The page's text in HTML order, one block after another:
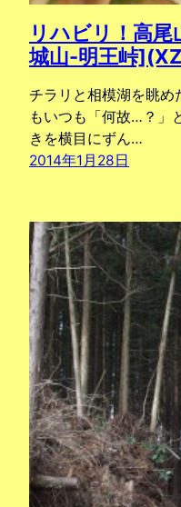
リハビリ！高
城山-明王峠
チラリと相模湖を眺め
もいつも「何故…？」
きを横目にずん…
2014年1月28日